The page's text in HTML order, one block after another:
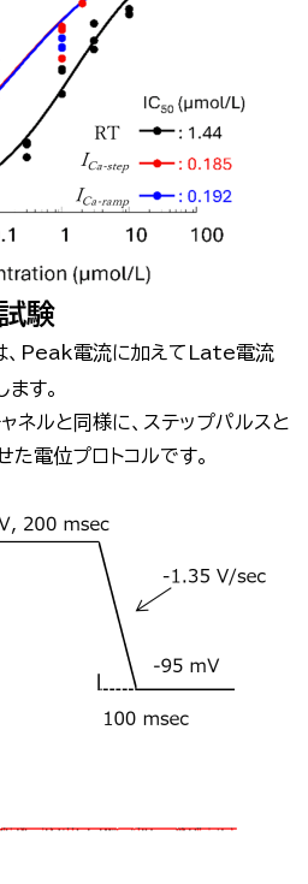
験
Peak電流に加えて Late電流
す。
ネルと同様に、ステップパルスと
電位プロトコルです。